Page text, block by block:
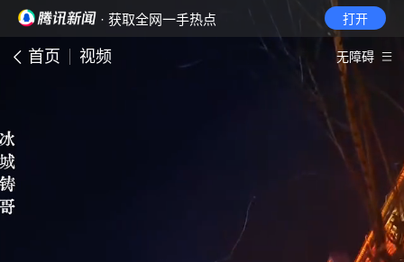
· 获取全网一手热点 打开
首页 视频 无障碍